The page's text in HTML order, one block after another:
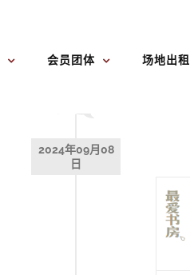
会员团体 场地出租
2024年09月08
日